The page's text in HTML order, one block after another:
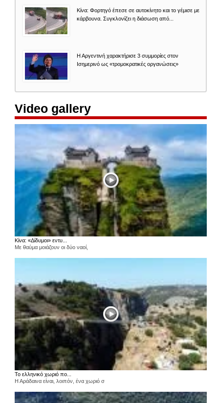
Κίνα: Φορτηγό έπεσε σε αυτοκίνητο και το γέμισε με
κάρβουνα. Συγκλονίζει η διάσωση από...
Η Αργεντινή χαρακτήρισε 3 συμμορίες στον
Ισημερινό ως «τρομοκρατικές οργανώσεις»
Video gallery
Κίνα: «Δίδυμοι» εντυ...
Με θαύμα μοιάζουν οι δύο ναοί,
Το ελληνικό χωριό πο...
Η Αράδαινα είναι, λοιπόν, ένα χωριό σ